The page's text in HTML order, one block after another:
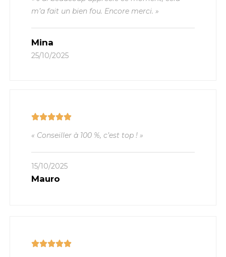
m’a fait un bien fou. Encore merci. »
Mina
25/10/2025
« Conseiller à 100 %, c’est top ! »
15/10/2025
Mauro